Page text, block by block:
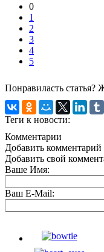
0
1
2
3
4
5
Понравиласть
Теги к новости:
Комментарии
Добавить комментарий
Добавить свой
Ваше Имя:
Ваш E-Mail: